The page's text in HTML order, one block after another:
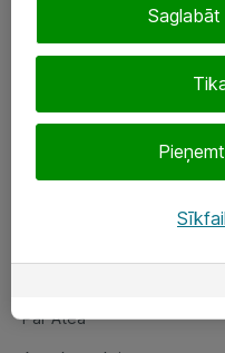
Sekojiet mums
Par Atea
Par Atea
Saglabāt